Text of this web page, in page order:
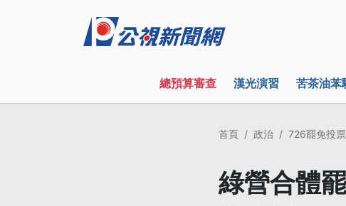
總預算審查 漢光演習 苦茶油苯
首頁 政治 726罷免投票
綠營合體